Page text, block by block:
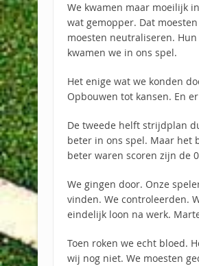
We kwamen maar moeilijk
wat gemopper. Dat
moesten neutraliseren.
kwamen we in ons spel.
Het enige wat we konden
Opbouwen tot kansen. En
De tweede helft strijdplan
beter in ons spel. Maar het
beter waren scoren zijn de
We gingen door. Onze
vinden. We controleerden.
eindelijk loon na werk.
Toen roken we echt bloed.
wij nog niet. We moesten